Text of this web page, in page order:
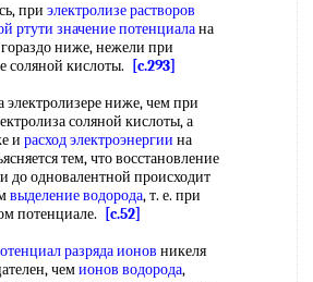
при электролизе растворов
ртути значение потенциалана
гораздо ниже, нежели при
соляной кислоты.
[c.293]
ниже, чем при
соляной кислоты, а
и расход электроэнергии на
тем, что восстановление
до одновалентной происходит
выделение водорода, т. е. при
потенциале.
[c.52]
разряда ионов никеля
чемионов водорода,